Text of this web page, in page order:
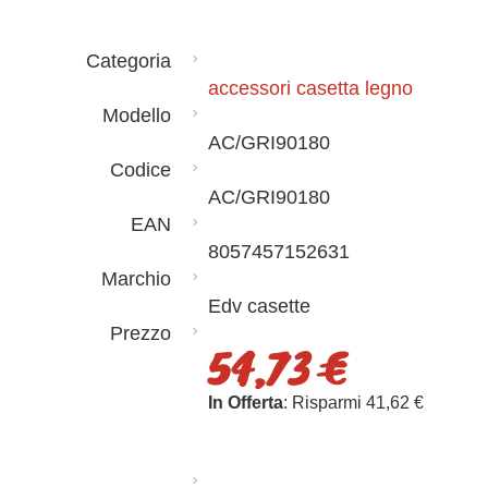
Categoria
accessori casetta legno
Modello
AC/GRI90180
Codice
AC/GRI90180
EAN
8057457152631
Marchio
Edv casette
Prezzo
54,73 €
In Offerta: Risparmi 41,62 €